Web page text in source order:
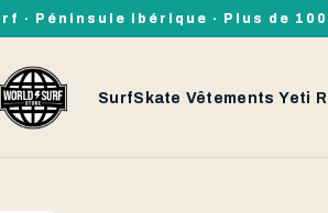
· Péninsule ibérique · Plus de
SurfSkate Vêtements Yeti